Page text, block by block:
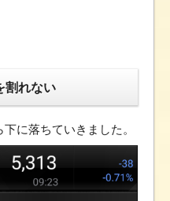
割れない
に落ちていきました。